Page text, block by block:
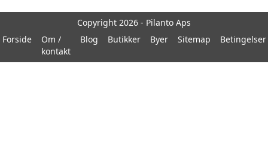
Copyright 2026 - Pilanto Aps
Forside
Om /
kontakt
Blog Butikker Byer Sitemap Betingelser